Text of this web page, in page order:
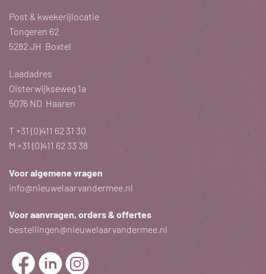
Post & kwekerijlocatie
Tongeren 62
5282 JH Boxtel
Laadadres
Oisterwijkseweg 1a
5076 ND Haaren
T+31 (0)411 62 31 30
M +31 (0)411 62 33 38
Voor algemene vragen
info@nieuwelaarvandermee.nl
Voor aanvragen, orders & offertes
bestellingen@nieuwelaarvandermee.nl